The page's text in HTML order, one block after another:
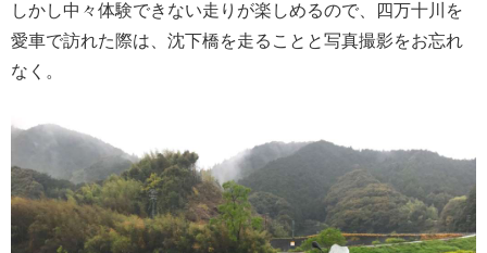
しかし中々体験できない走りが楽しめるので、四万十川を
愛車で訪れた際は、沈下橋を走ることと写真撮影をお忘れ
なく。